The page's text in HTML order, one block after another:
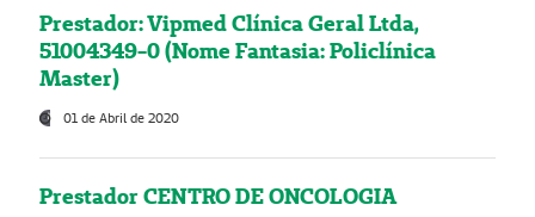
Prestador: Vipmed Clínica Geral Ltda,
51004349-0 (Nome Fantasia: Policlínica
Master)
01 de Abril de 2020
Prestador CENTRO DE ONCOLOGIA